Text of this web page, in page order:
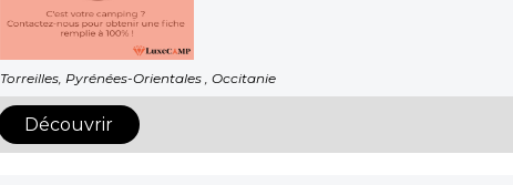
Torreilles, Pyrénées-Orientales , Occitanie
Découvrir